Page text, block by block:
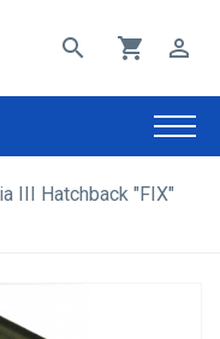
search shopping_cart perm_identity
III Hatchback "FIX"